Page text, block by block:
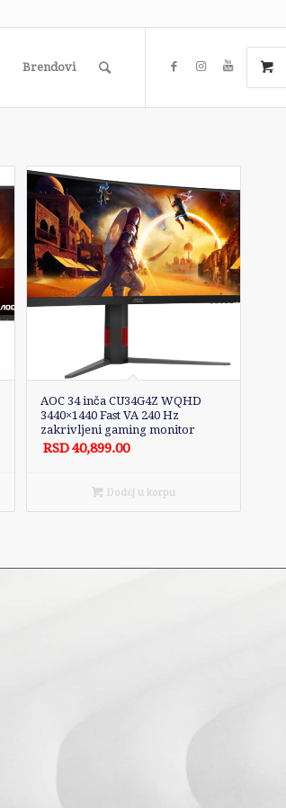
Brendovi
AOC 34 inča CU34G4Z WQHD
3440×1440 Fast VA 240 Hz
zakrivljeni gaming monitor
RSD40,899.00
Dodaj u korpu